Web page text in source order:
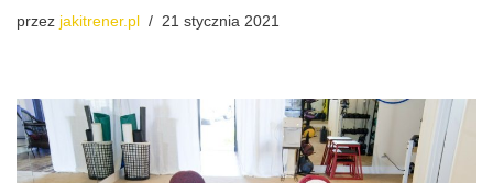
przez jakitrener.pl 21 stycznia 2021